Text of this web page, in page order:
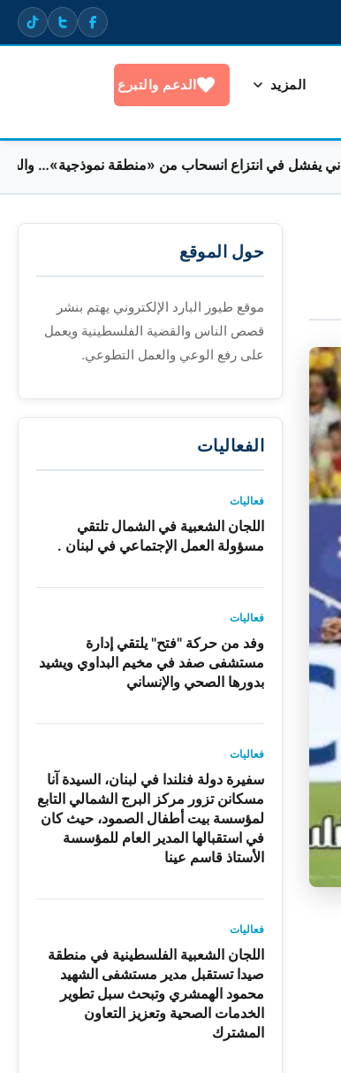
المزيد الدعم والتبرع
في انتزاع انسحاب من «منطقة نموذجية»… والجنوبيون
حول الموقع
موقع طيور البارد الإلكتروني يهتم بنشر
قصص الناس والقضية الفلسطينية ويعمل
على رفع الوعي والعمل التطوعي.
الفعاليات
فعاليات
اللجان الشعبية في الشمال تلتقي
مسؤولة العمل الإجتماعي في لبنان .
فعاليات
وفد من حركة "فتح" يلتقي إدارة
مستشفى صفد في مخيم البداوي ويشيد
بدورها الصحي والإنساني
فعاليات
سفيرة دولة فنلندا في لبنان، السيدة آنا
مسكانن تزور مركز البرج الشمالي التابع
لمؤسسة بيت أطفال الصمود، حيث كان
في استقبالها المدير العام للمؤسسة
الأستاذ قاسم عينا
فعاليات
اللجان الشعبية الفلسطينية في منطقة
صيدا تستقبل مدير مستشفى الشهيد
محمود الهمشري وتبحث سبل تطوير
الخدمات الصحية وتعزيز التعاون
المشترك